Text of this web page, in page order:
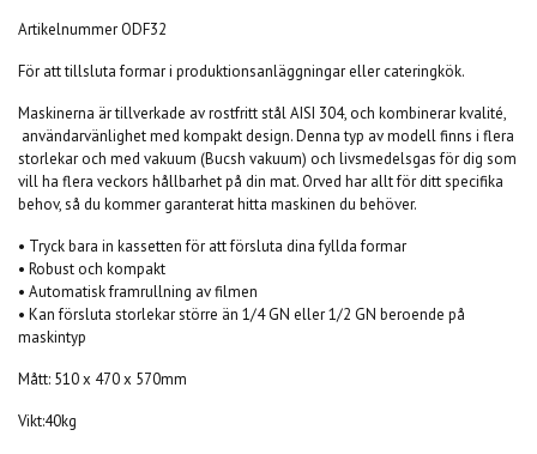
Artikelnummer ODF32
För att tillsluta formar i produktionsanläggningar eller cateringkök.
Maskinerna är tillverkade av rostfritt stål AISI 304, och kombinerar kvalité,
användarvänlighet med kompakt design. Denna typ av modell finns i flera
storlekar och med vakuum (Bucsh vakuum) och livsmedelsgas för dig som
vill ha flera veckors hållbarhet på din mat. Orved har allt för ditt specifika
behov, så du kommer garanterat hitta maskinen du behöver.
• Tryck bara in kassetten för att försluta dina fyllda formar
• Robust och kompakt
• Automatisk framrullning av filmen
• Kan försluta storlekar större än 1/4 GN eller 1/2 GN beroende på
maskintyp
Mått: 510 x 470 x 570mm
Vikt:40kg